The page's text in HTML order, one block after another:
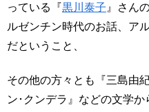
っている『黒川泰子 』さん
ルゼンチン時代のお話、ア
だということ、
その他の方々とも『三島由
ン･クンデラ』などの文学